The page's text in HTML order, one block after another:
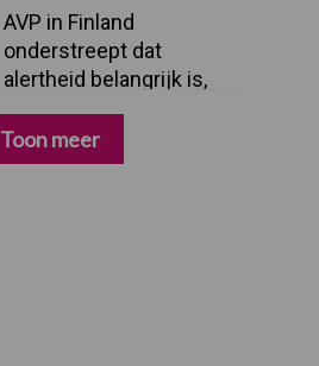
AVP in Finland
onderstreept dat
alertheid belangrijk is,
Toon meer